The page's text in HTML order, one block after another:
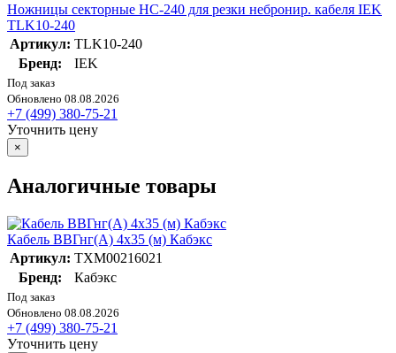
Ножницы секторные НС-240 для резки небронир. кабеля IEK
TLK10-240
Артикул: TLK10-240
Бренд:
IEK
Под заказ
Обновлено 08.08.2026
+7 (499) 380-75-21
Уточнить цену
×
Аналогичные товары
Кабель ВВГнг(А) 4х35 (м) Кабэкс
Артикул: ТХМ00216021
Бренд:
Кабэкс
Под заказ
Обновлено 08.08.2026
+7 (499) 380-75-21
Уточнить цену